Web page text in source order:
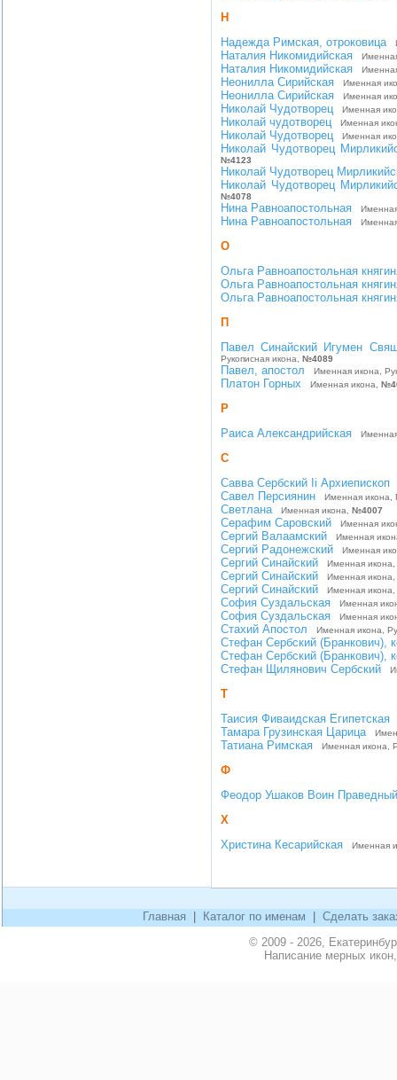
Н
Надежда Римская, отроковица
Наталия Никомидийская
Наталия Никомидийская
Неонилла Сирийская Именная
Неонилла Сирийская Именная
Николай Чудотворец Именная
Николай чудотворец Именная
Николай Чудотворец Именная
Николай Чудотворец
№4123
Николай Чудотворец
Николай Чудотворец
№4078
Нина Равноапостольная
Нина Равноапостольная
О
Ольга Равноапостольная
Ольга Равноапостольная
Ольга Равноапостольная
П
Павел Синайский Игумен
Рукописная икона, №4089
Павел, апостол Именная икона,
Платон Горных Именная икона,
Р
Раиса Александрийская
С
Савва Сербский Ii Архиепископ
Савел Персиянин Именная икона,
Светлана Именная икона, №4007
Серафим Саровский Именная
Сергий Валаамский Именная
Сергий Радонежский Именная
Сергий Синайский Именная икона,
Сергий Синайский Именная икона,
Сергий Синайский Именная икона,
София Суздальская Именная
София Суздальская Именная
Стахий Апостол Именная икона,
Стефан Сербский (Бранкович),
Стефан Сербский (Бранкович),
Стефан Щилянович Сербский
Т
Таисия Фиваидская Египетская
Тамара Грузинская Царица
Татиана Римская Именная икона,
Ф
Феодор Ушаков Воин Праведный
Х
Христина Кесарийская
Именная
Главная Каталог по именам
Сделать
© 2009 - 2026,
Написание мерных